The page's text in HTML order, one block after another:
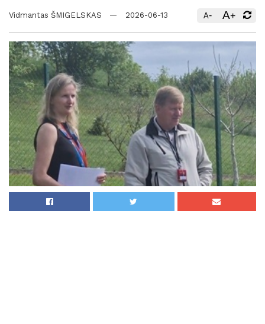
Vidmantas ŠMIGELSKAS 2026-06-13 A- A+